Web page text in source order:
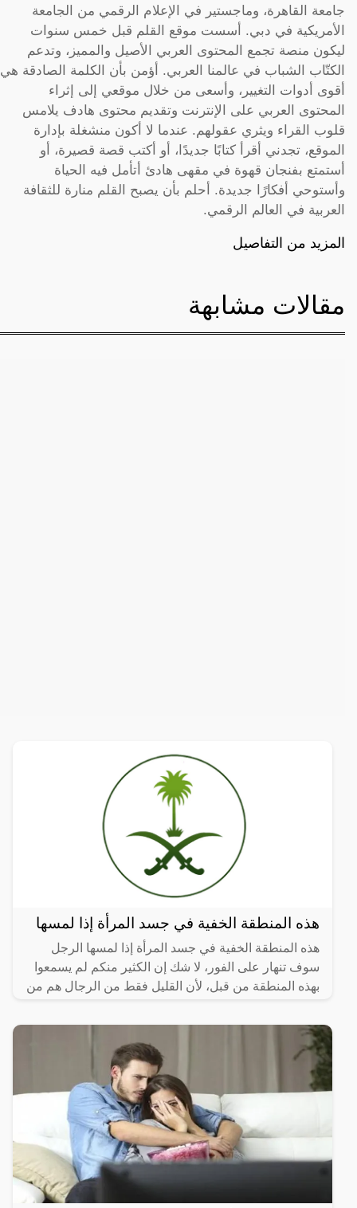
جامعة القاهرة، وماجستير في الإعلام الرقمي من الجامعة
الأمريكية في دبي. أسست موقع القلم قبل خمس سنوات
ليكون منصة تجمع المحتوى العربي الأصيل والمميز، وتدعم
الكتّاب الشباب في عالمنا العربي. أؤمن بأن الكلمة الصادقة هي
أقوى أدوات التغيير، وأسعى من خلال موقعي إلى إثراء
المحتوى العربي على الإنترنت وتقديم محتوى هادف يلامس
قلوب القراء ويثري عقولهم. عندما لا أكون منشغلة بإدارة
الموقع، تجدني أقرأ كتابًا جديدًا، أو أكتب قصة قصيرة، أو
أستمتع بفنجان قهوة في مقهى هادئ أتأمل فيه الحياة
وأستوحي أفكارًا جديدة. أحلم بأن يصبح القلم منارة للثقافة
العربية في العالم الرقمي.
المزيد من التفاصيل
مقالات مشابهة
هذه المنطقة الخفية في جسد المرأة إذا لمسها
هذه المنطقة الخفية في جسد المرأة إذا لمسها الرجل
سوف تنهار على الفور، لا شك إن الكثير منكم لم يسمعوا
بهذه المنطقة من قبل، لأن القليل فقط من الرجال هم من